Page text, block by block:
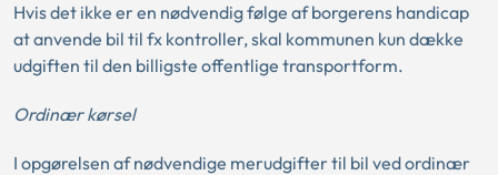
Hvis det ikke er en nødvendig følge af borgerens handicap
at anvende bil til fx kontroller, skal kommunen kun dække
udgiften til den billigste offentlige transportform.
Ordinær kørsel
I opgørelsen af nødvendige merudgifter til bil ved ordinær